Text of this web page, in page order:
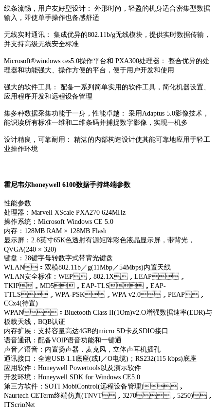
线条流畅，用户友好型设计： 外形时尚，轻盈的机身适合密集型数据
输入，即使单手操作也备感舒适
无线实时通讯： 集成优异的802.11b/g无线模块，提供实时数据传输，
并支持高级无线安全标准
Microsoft®windows ces5.0操作平台和 PXA300处理器： 整合优异的处
理器和功能强大、操作方便的平台，便于用户开发和使用
强大的软件工具： 配备一系列简单实用的软件工具，简化机器设置、
应用程序开发和远程设备管理
集多种数据采集功能于一身，性能卓越： 采用Adaptus 5.0影像技术，
能识读所有标准一维和二维条码并捕捉数字影像，实现一机多
设计精良，可靠耐用： 精湛的内部构造设计使其能可靠地应用于轻工
业操作环境
霍尼韦尔honeywell 6100数据手持终端参数
性能参数
处理器：Marvell XScale PXA270 624MHz
操作系统：Microsoft Windows CE 5.0
内存：128MB RAM × 128MB Flash
显示屏：2.8英寸65K色透射有源矩阵彩色液晶显示屏，带背光，
QVGA(240 × 320)
键盘：28键字母转数字式带背光键盘
WLAN：双模802.11b／g(11Mbp／54Mbps)内置天线
WLAN安全标准：WEP，802.1X，LEAP，
TKIP，MD5，EAP-TLS，EAP-
TTLS，WPA-PSK，WPA v2.0，PEAP，
CCx4(待置)
WPAN：Bluetooth Class II(1Om)v2.O增强数据速率(EDR)与
板载天线，BQB认证
内存扩展：支持容量高达4GB的micro SD卡及SDIO接口
语音通讯：配备VOlP语音功能和一键通
声音／语音：内置扬声器，麦克风，立体声耳机插孔
通讯接口：全速USB 1.1底座(或I／O电缆)；RS232(115 kbps)底座
应用软件：Honeywell Powertools以及演示软件
开发环境：Honeywell SDK for Windows CE5.0
第三方软件：SOTI MobiControl(远程设备管理)，
Naurtech CETerm终端仿真(TNVT，3270，5250)，
ITScripNet